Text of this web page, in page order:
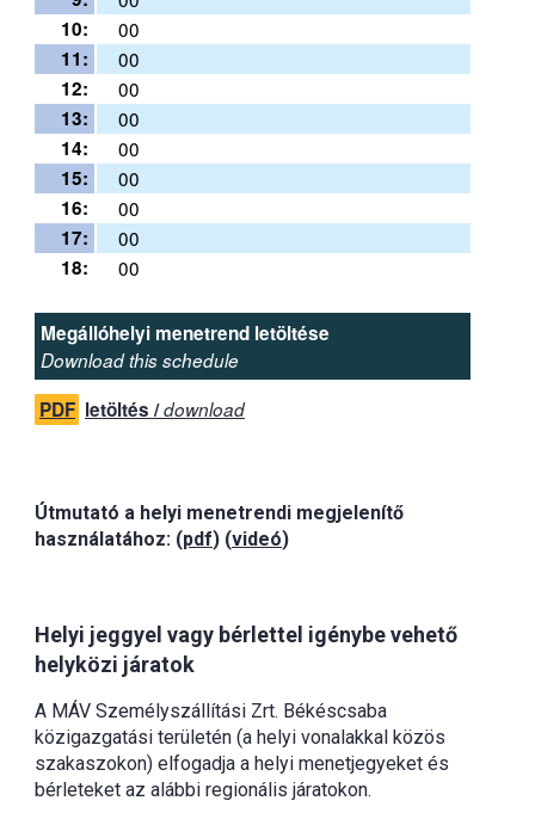
10:
00
11:
00
12:
00
13:
00
14:
00
15:
00
16:
00
17:
00
18:
00
Megállóhelyi menetrend letöltése
Download this schedule
PDF letöltés /download
Útmutató a helyi menetrendi megjelenítő
használatához: (pdf) (videó)
Helyi jeggyel vagy bérlettel igénybe vehető
helyközi járatok
A MÁV Személyszállítási Zrt. Békéscsaba
közigazgatási területén (a helyi vonalakkal közös
szakaszokon) elfogadja a helyi menetjegyeket és
bérleteket az alábbi regionális járatokon.